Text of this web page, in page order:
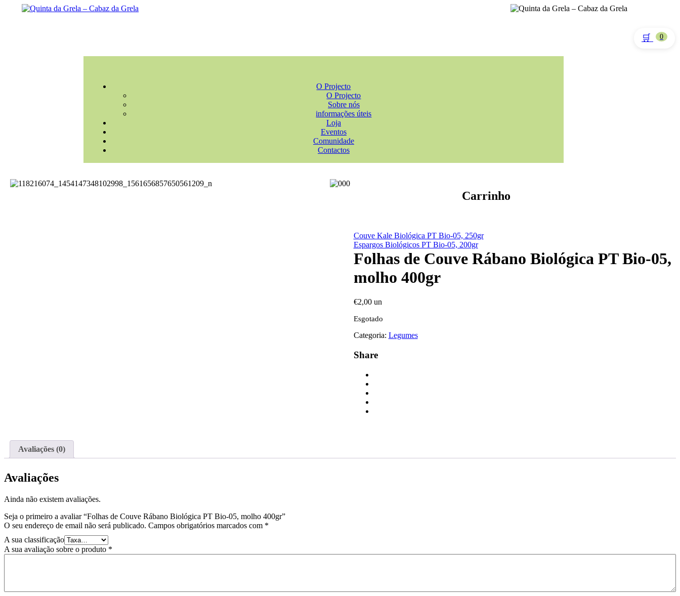
🛒 0
O Projecto
O Projecto
Sobre nós
informações úteis
Loja
Eventos
Comunidade
Contactos
Carrinho
Couve Kale Biológica PT Bio-05, 250gr
Espargos Biológicos PT Bio-05, 200gr
Folhas de Couve Rábano Biológica PT Bio-05,
molho 400gr
€2,00 un
Esgotado
Categoria: Legumes
Share
Avaliações (0)
Avaliações
Ainda não existem avaliações.
Seja o primeiro a avaliar “Folhas de Couve Rábano Biológica PT Bio-05, molho 400gr”
O seu endereço de email não será publicado. Campos obrigatórios marcados com *
A sua classificação
A sua avaliação sobre o produto *